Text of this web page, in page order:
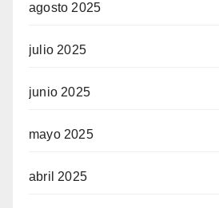
agosto 2025
julio 2025
junio 2025
mayo 2025
abril 2025